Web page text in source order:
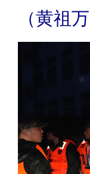
（黄祖